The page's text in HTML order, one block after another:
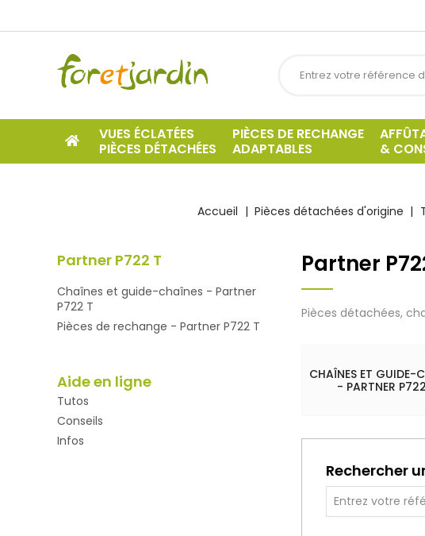
VUES ÉCLATÉES
PIÈCES DÉTACHÉES
PIÈCES DE RECHANGE
ADAPTABLES
&
Accueil Pièces détachées d'origine
Partner P722 T
Chaînes et guide-chaînes - Partner
P722 T
Pièces de rechange - Partner P722 T
Aide en ligne
Tutos
Conseils
Infos
Partner
Pièces détachées,
CHAÎNES ET GUIDE-
- PARTNER
Rechercher